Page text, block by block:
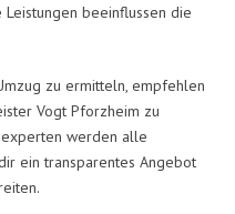
Leistungen beeinflussen die
zu ermitteln, empfehlen
Vogt Pforzheim zu
werden alle
ein transparentes Angebot